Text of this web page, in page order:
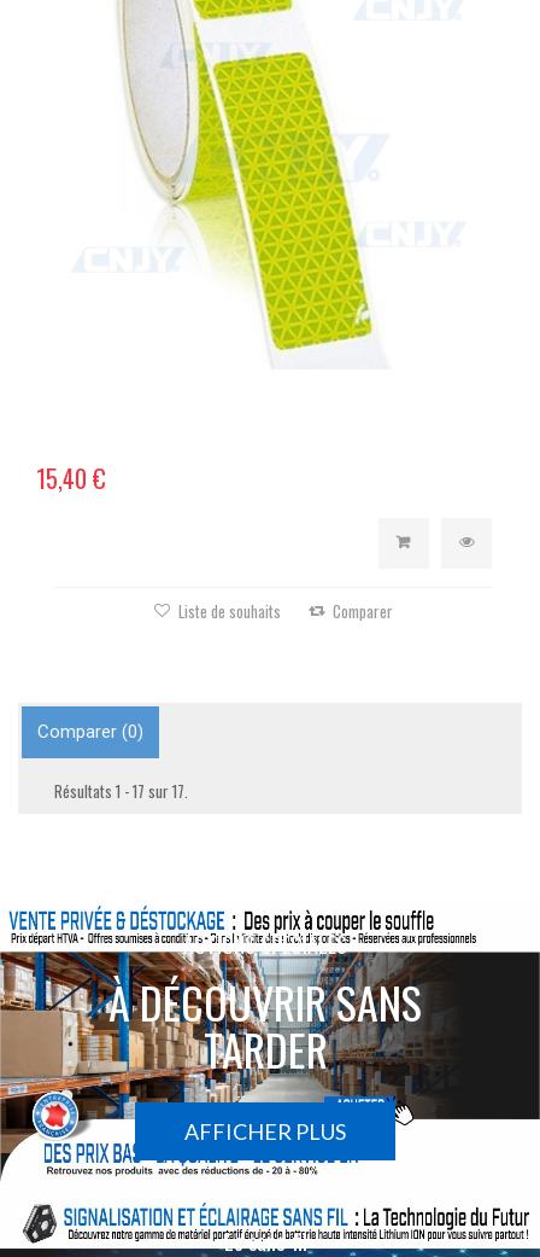
15,40 €
Liste de souhaits Comparer
Comparer (0)
Résultats 1 - 17 sur 17.
ACTIONS SPÉCIALES
À DÉCOUVRIR SANS
TARDER
AFFICHER PLUS
Le sans-fil